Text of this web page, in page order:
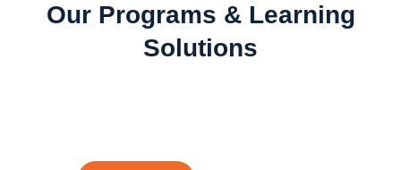
Our Programs & Learning
Solutions